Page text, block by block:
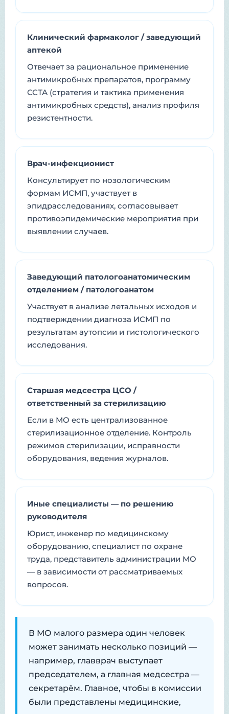
Клинический фармаколог / заведующий
аптекой
Отвечает за рациональное применение
антимикробных препаратов, программу
ССТА (стратегия и тактика применения
антимикробных средств), анализ профиля
резистентности.
Врач-инфекционист
Консультирует по нозологическим
формам ИСМП, участвует в
эпидрасследованиях, согласовывает
противоэпидемические мероприятия при
выявлении случаев.
Заведующий патологоанатомическим
отделением / патологоанатом
Участвует в анализе летальных исходов и
подтверждении диагноза ИСМП по
результатам аутопсии и гистологического
исследования.
Старшая медсестра ЦСО /
ответственный за стерилизацию
Если в МО есть централизованное
стерилизационное отделение. Контроль
режимов стерилизации, исправности
оборудования, ведения журналов.
Иные специалисты — по решению
руководителя
Юрист, инженер по медицинскому
оборудованию, специалист по охране
труда, представитель администрации МО
— в зависимости от рассматриваемых
вопросов.
В МО малого размера один человек
может занимать несколько позиций —
например, главврач выступает
председателем, а главная медсестра —
секретарём. Главное, чтобы в комиссии
были представлены медицинские,